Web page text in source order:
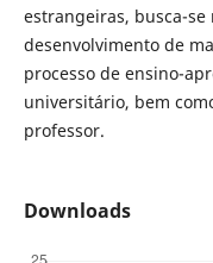
estrangeiras, busca-
desenvolvimento de
processo de ensino-
universitário, bem
professor.
Downloads